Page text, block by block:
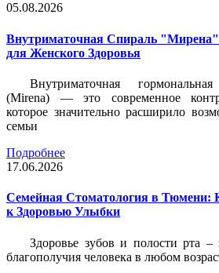
05.08.2026
Внутриматочная Спираль
для Женского Здоровья
Внутриматочная
(Mirena) — это современное
которое значительно расширило
семьи
Подробнее
17.06.2026
Семейная Стоматология в Тюмени:
к Здоровью Улыбки
Здоровье зубов и полости рта
благополучия человека в любом